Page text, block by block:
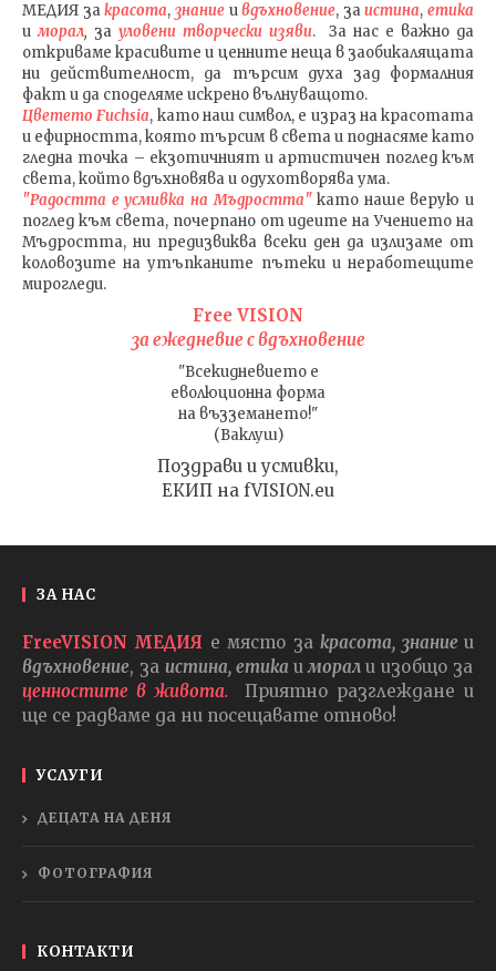
МЕДИЯ закрасота, знаниеивдъхновение, заистина, етика
иморал, за уловени творчески изяви. За нас е важно да
откриваме красивите и ценните неща в заобикалящата
ни действителност, да търсим духа зад формалния
факт и да споделяме искрено вълнуващото.
Цветето Fuchsia, като наш символ, е израз на красотата
и ефирността, която търсим в света и поднасяме като
гледна точка – екзотичният и артистичен поглед към
света, който вдъхновява и одухотворява ума.
"Радостта е усмивка на Мъдростта"като наше верую и
поглед към света, почерпано от идеите на Учението на
Мъдростта, ни предизвиква всеки ден да излизаме от
коловозите на утъпканите пътеки и неработещите
мирогледи.
Free VISION
за ежедневие с вдъхновение
"Всекидневието е
еволюционна форма
на възземането!"
(Ваклуш)
Поздрави и усмивки,
ЕКИП на fVISION.eu
ЗА НАС
FreeVISION МЕДИЯ е място закрасота, знаниеи
вдъхновение, за истина, етика и морали изобщо за
ценностите в живота.
Приятно разглеждане и
ще се радваме да ни посещавате отново!
УСЛУГИ
ДЕЦАТА НА ДЕНЯ
ФОТОГРАФИЯ
КОНТАКТИ